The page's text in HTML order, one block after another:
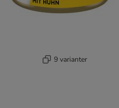
9 varianter